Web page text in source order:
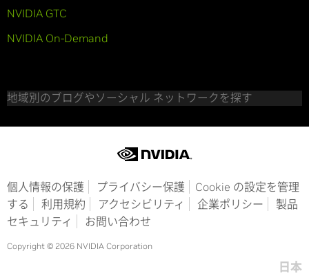
NVIDIA GTC
NVIDIA On-Demand
地域別のブログやソーシャル ネットワークを探す
個人情報の保護 プライバシー保護
Cookie の設定を管理
する
利用規約 アクセシビリティ 企業ポリシー
製品
セキュリティ
お問い合わせ
Copyright © 2026 NVIDIA Corporation
日本